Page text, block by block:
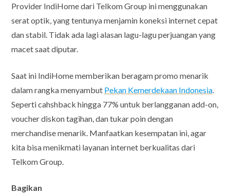
Provider IndiHome dari Telkom Group ini menggunakan
serat optik, yang tentunya menjamin koneksi internet cepat
dan stabil. Tidak ada lagi alasan lagu-lagu perjuangan yang
macet saat diputar.
Saat ini IndiHome memberikan beragam promo menarik
dalam rangka menyambut Pekan Kemerdekaan Indonesia.
Seperti cahshback hingga 77% untuk berlangganan add-on,
voucher diskon tagihan, dan tukar poin dengan
merchandise menarik. Manfaatkan kesempatan ini, agar
kita bisa menikmati layanan internet berkualitas dari
Telkom Group.
Bagikan